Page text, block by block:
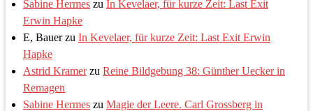
Sabine Hermes zu In Kevelaer, für kurze Zeit: Last Exit
Erwin Hapke
E, Bauerzu In Kevelaer, für kurze Zeit: Last Exit Erwin
Hapke
Astrid Kramerzu Reine Bildgebung 38: Günther Uecker in
Remagen
Sabine Hermes zu Magie der Leere. Carl Grossberg in